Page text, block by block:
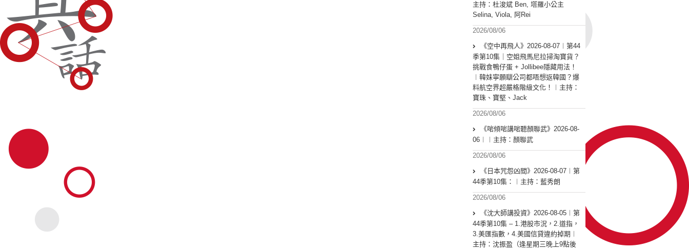
主持：杜浚斌 Ben, 塔羅小公主
Selina, Viola, 阿Rei
2026/08/06
《空中再飛人》2026-08-07︱第44
季第10集｜空姐飛馬尼拉掃淘寶貨？
挑戰食鴨仔蛋 + Jollibee隱藏用法！
︱韓妹寧願瞓公司都唔想返韓國？爆
料航空界超嚴格階級文化！︱主持：
寶珠、寶堅、Jack
2026/08/06
《啱傾啱講啱聽顏聯武》2026-08-
06︱︱主持：顏聯武
2026/08/06
《日本咒怨凶間》2026-08-07︱第
44季第10集：︱主持：藍秀朗
2026/08/06
《沈大師講投資》2026-08-05︱第
44季第10集 – 1.港股市況，2.道指，
3.美匯指數，4.美國信貸違約掉期︱
主持：沈振盈（逢星期三晚上9點後